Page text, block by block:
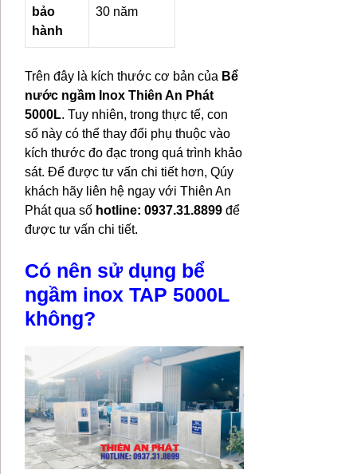
bảo
hành
30 năm
Trên đây là kích thước cơ bản của Bể
nước ngầm Inox Thiên An Phát
5000L. Tuy nhiên, trong thực tế, con
số này có thể thay đổi phụ thuộc vào
kích thước đo đạc trong quá trình khảo
sát. Để được tư vấn chi tiết hơn, Qúy
khách hãy liên hệ ngay với Thiên An
Phát qua số hotline: 0937.31.8899 để
được tư vấn chi tiết.
Có nên sử dụng bể
ngầm inox TAP 5000L
không?